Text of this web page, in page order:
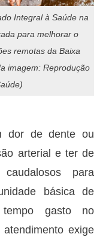
Integral à Saúde na
para melhorar o
remotas da Baixa
imagem: Reprodução
dor de dente ou
arterial e ter de
para
básica de
gasto no
exige